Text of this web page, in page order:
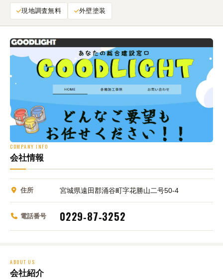
現地調査無料 外壁塗装
COMPANY INFO
会社情報
住所 宮城県遠田郡涌谷町字花勝山二号50‑4
電話番号 0229‑87‑3252
ABOUT US
会社紹介